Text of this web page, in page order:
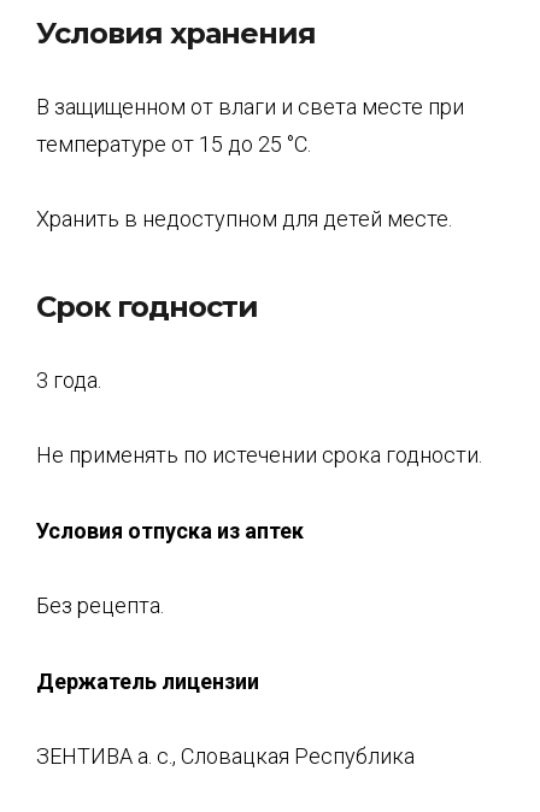
Условия хранения
В защищенном от влаги и света месте при
температуре от 15 до 25 °C.
Хранить в недоступном для детей месте.
Срок годности
3 года.
Не применять по истечении срока годности.
Условия отпуска из аптек
Без рецепта.
Держатель лицензии
ЗЕНТИВА а. с., Словацкая Республика